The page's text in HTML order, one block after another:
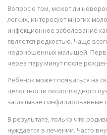
Вопрос о том, может ли
легких, интересует многих
инфекционное заболевание
является редкостью. Чаще
недоношенных малышей.
через пару минут после
Ребенок может появиться на
целостности околоплодного
заглатывает инфицированные
В результате, только что
нуждается в лечении. Часто